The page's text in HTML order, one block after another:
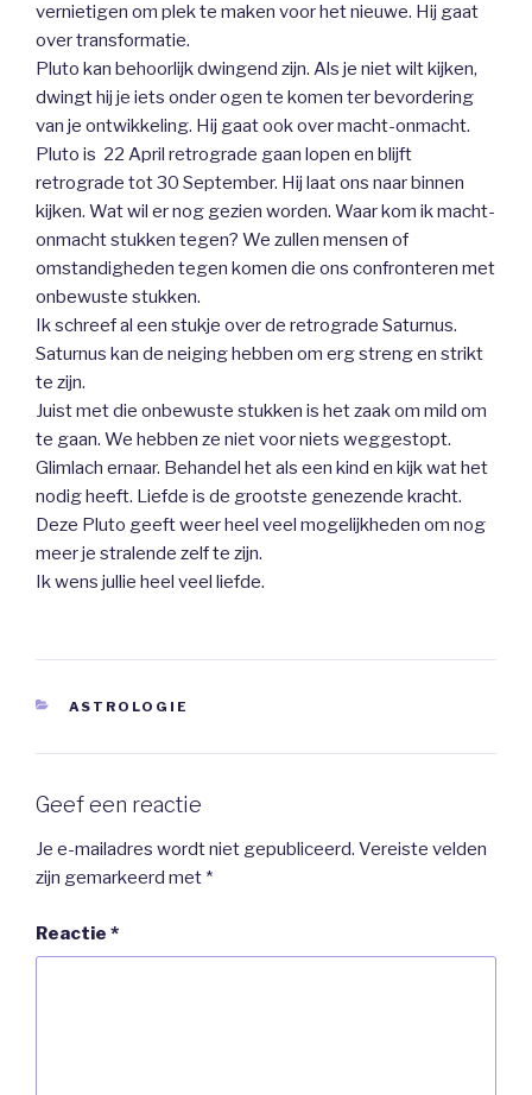
vernietigen om plek te maken voor het nieuwe. Hij gaat
over transformatie.
Pluto kan behoorlijk dwingend zijn. Als je niet wilt kijken,
dwingt hij je iets onder ogen te komen ter bevordering
van je ontwikkeling. Hij gaat ook over macht-onmacht.
Pluto is 22 April retrograde gaan lopen en blijft
retrograde tot 30 September. Hij laat ons naar binnen
kijken. Wat wil er nog gezien worden. Waar kom ik macht-
onmacht stukken tegen? We zullen mensen of
omstandigheden tegen komen die ons confronteren met
onbewuste stukken.
Ik schreef al een stukje over de retrograde Saturnus.
Saturnus kan de neiging hebben om erg streng en strikt
te zijn.
Juist met die onbewuste stukken is het zaak om mild om
te gaan. We hebben ze niet voor niets weggestopt.
Glimlach ernaar. Behandel het als een kind en kijk wat het
nodig heeft. Liefde is de grootste genezende kracht.
Deze Pluto geeft weer heel veel mogelijkheden om nog
meer je stralende zelf te zijn.
Ik wens jullie heel veel liefde.
CATEGORIEËN
ASTROLOGIE
Geef een reactie
Je e-mailadres wordt niet gepubliceerd. Vereiste velden
zijn gemarkeerd met *
Reactie *